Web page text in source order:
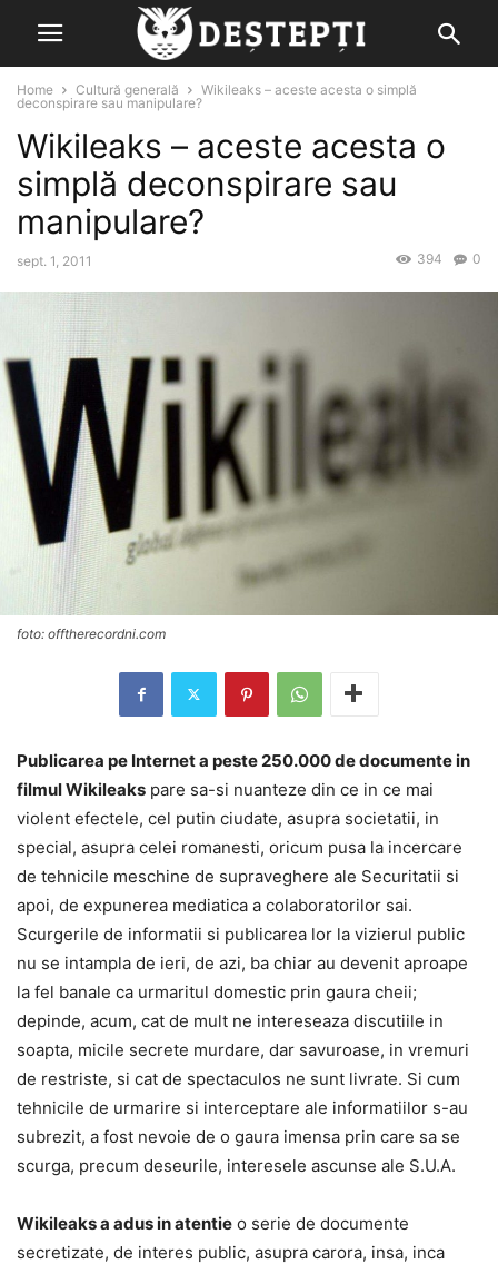
Home Cultură generală
Wikileaks – aceste acesta o simplă
deconspirare sau manipulare?
Wikileaks – aceste acesta o
simplă deconspirare sau
manipulare?
sept. 1, 2011 0
394
foto: offtherecordni.com
Publicarea pe Internet a peste 250.000 de documente in
filmul Wikileaks pare sa-si nuanteze din ce in ce mai
violent efectele, cel putin ciudate, asupra societatii, in
special, asupra celei romanesti, oricum pusa la incercare
de tehnicile meschine de supraveghere ale Securitatii si
apoi, de expunerea mediatica a colaboratorilor sai.
Scurgerile de informatii si publicarea lor la vizierul public
nu se intampla de ieri, de azi, ba chiar au devenit aproape
la fel banale ca urmaritul domestic prin gaura cheii;
depinde, acum, cat de mult ne intereseaza discutiile in
soapta, micile secrete murdare, dar savuroase, in vremuri
de restriste, si cat de spectaculos ne sunt livrate. Si cum
tehnicile de urmarire si interceptare ale informatiilor s-au
subrezit, a fost nevoie de o gaura imensa prin care sa se
scurga, precum deseurile, interesele ascunse ale S.U.A.
Wikileaks a adus in atentie o serie de documente
secretizate, de interes public, asupra carora, insa, inca